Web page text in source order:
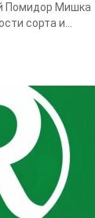
Помидор Мишка
сорта и...